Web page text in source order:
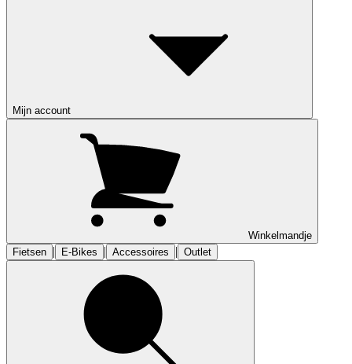
Mijn account
Winkelmandje
Fietsen | E-Bikes | Accessoires | Outlet